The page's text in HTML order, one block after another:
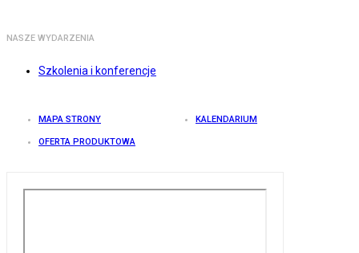
NASZE WYDARZENIA
Szkolenia i konferencje
MAPA STRONY KALENDARIUM
OFERTA PRODUKTOWA